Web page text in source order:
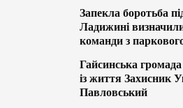
Запекла боротьба
Ладижині
команди з
Гайсинська
із життя Захисник
Павловський